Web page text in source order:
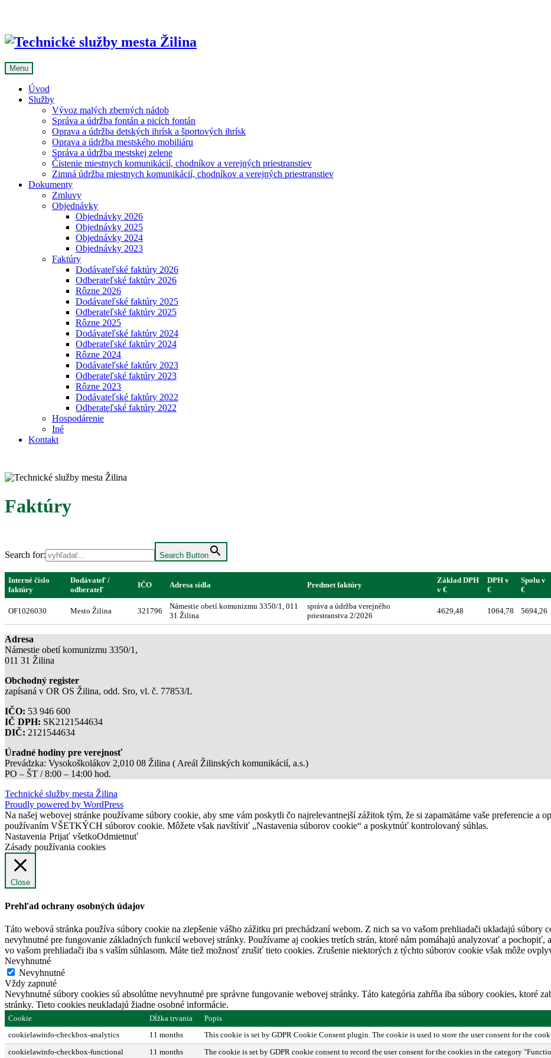
Menu
Úvod
Služby
Vývoz malých zberných nádob
Správa a údržba fontán a picích fontán
Oprava a údržba detských ihrísk a športových ihrísk
Oprava a údržba mestského mobiliáru
Správa a údržba mestskej zelene
Čistenie miestnych komunikácií, chodníkov a verejných priestranstiev
Zimná údržba miestnych komunikácií, chodníkov a verejných priestranstiev
Dokumenty
Zmluvy
Objednávky
Objednávky 2026
Objednávky 2025
Objednávky 2024
Objednávky 2023
Faktúry
Dodávateľské faktúry 2026
Odberateľské faktúry 2026
Rôzne 2026
Dodávateľské faktúry 2025
Odberateľské faktúry 2025
Rôzne 2025
Dodávateľské faktúry 2024
Odberateľské faktúry 2024
Rôzne 2024
Dodávateľské faktúry 2023
Odberateľské faktúry 2023
Rôzne 2023
Dodávateľské faktúry 2022
Odberateľské faktúry 2022
Hospodárenie
Iné
Kontakt
Faktúry
Search for: Search Button
Interné číslo
faktúry
Dodávateľ /
odberateľ
IČO Adresa sídla Predmet faktúry
Základ DPH
v €
DPH v
€
Spolu v
€
OF1026030 Mesto Žilina 321796
Námestie obetí komunizmu 3350/1, 011
31 Žilina
správa a údržba verejného
priestranstva 2/2026
4629,48 1064,78 5694,26
Adresa
Námestie obetí komunizmu 3350/1,
011 31 Žilina
Obchodný register
zapísaná v OR OS Žilina, odd. Sro, vl. č. 77853/L
IČO: 53 946 600
IČ DPH: SK2121544634
DIČ: 2121544634
Úradné hodiny pre verejnosť
Prevádzka: Vysokoškolákov 2,010 08 Žilina ( Areál Žilinských komunikácií, a.s.)
PO – ŠT / 8:00 – 14:00 hod.
Technické služby mesta Žilina
Proudly powered by WordPress
Na našej webovej stránke používame súbory cookie, aby sme vám poskytli čo najrelevantnejší zážitok tým, že si zapamätáme vaše preferencie a
používaním VŠETKÝCH súborov cookie. Môžete však navštíviť „Nastavenia súborov cookie“ a poskytnúť kontrolovaný súhlas.
Nastavenia Prijať všetkoOdmietnuť
Zásady používania cookies
Close
Prehľad ochrany osobných údajov
Táto webová stránka používa súbory cookie na zlepšenie vášho zážitku pri prechádzaní webom. Z nich sa vo vašom prehliadači ukladajú súbory
nevyhnutné pre fungovanie základných funkcií webovej stránky. Používame aj cookies tretích strán, ktoré nám pomáhajú analyzovať a
vo vašom prehliadači iba s vaším súhlasom. Máte tiež možnosť zrušiť tieto cookies. Zrušenie niektorých z týchto súborov cookie však môže
Nevyhnutné
Nevyhnutné
Vždy zapnuté
Nevyhnutné súbory cookies sú absolútne nevyhnutné pre správne fungovanie webovej stránky. Táto kategória zahŕňa iba súbory cookies, ktoré
stránky. Tieto cookies neukladajú žiadne osobné informácie.
Cookie Dĺžka trvania
Popis
cookielawinfo-checkbox-analytics
11 months
This cookie is set by GDPR Cookie Consent plugin. The cookie is used to store the user consent for the
cookielawinfo-checkbox-functional
11 months The cookie is set by GDPR cookie consent to record the user consent for the cookies in the category